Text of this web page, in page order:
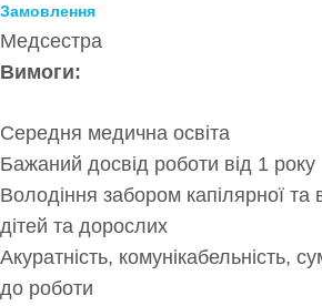
Замовлення
Медсестра
Вимоги:
Середня медична освіта
Бажаний досвід роботи від 1 року
Володіння забором капілярної та
дітей та дорослих
Акуратність, комунікабельність,
до роботи